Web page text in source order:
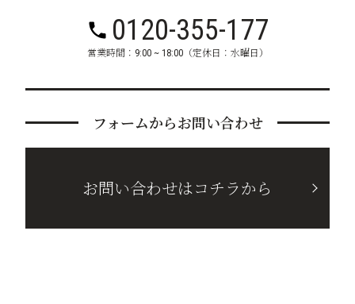
0120-355-177
営業時間：9:00 ~ 18:00（定休日：水曜日）
フォームからお問い合わせ
お問い合わせはコチラから